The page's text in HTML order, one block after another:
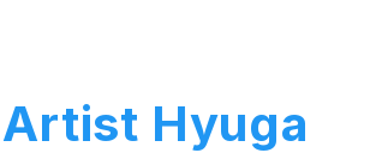
Artist Hyuga